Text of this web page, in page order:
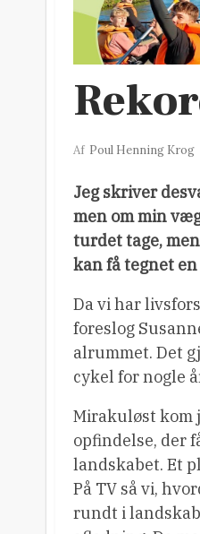
Af Poul Henning Krog
Jeg skriver
men om min
turdet tage,
kan få tegnet
Da vi har
foreslog
alrummet. Det
cykel for nogle
Mirakuløst kom
opfindelse, der
landskabet. Et
På TV så vi,
rundt i